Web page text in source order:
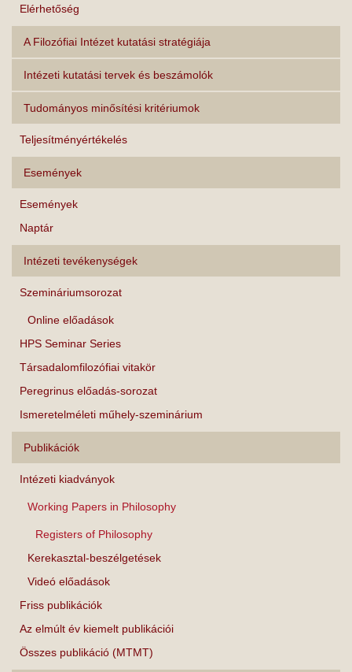
Elérhetőség
A Filozófiai Intézet kutatási stratégiája
Intézeti kutatási tervek és beszámolók
Tudományos minősítési kritériumok
Teljesítményértékelés
Események
Események
Naptár
Intézeti tevékenységek
Szemináriumsorozat
Online előadások
HPS Seminar Series
Társadalomfilozófiai vitakör
Peregrinus előadás-sorozat
Ismeretelméleti műhely-szeminárium
Publikációk
Intézeti kiadványok
Working Papers in Philosophy
Registers of Philosophy
Kerekasztal-beszélgetések
Videó előadások
Friss publikációk
Az elmúlt év kiemelt publikációi
Összes publikáció (MTMT)